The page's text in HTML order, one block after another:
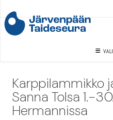
to
content
Karppilammikko
Sanna Tolsa 1.-
Hermannissa